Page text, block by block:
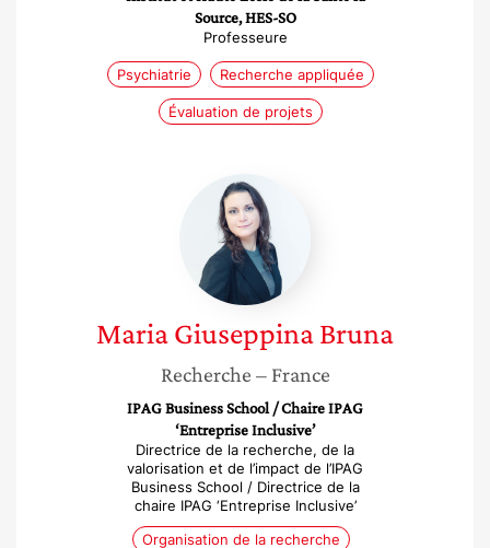
Source, HES-SO
Professeure
Psychiatrie Recherche appliquée
Évaluation de projets
Maria
Giuseppina
Bruna
Maria GiuseppinaBruna
Recherche – France
IPAG Business School / Chaire IPAG
‘Entreprise Inclusive’
Directrice de la recherche, de la
valorisation et de l’impact de l’IPAG
Business School / Directrice de la
chaire IPAG ‘Entreprise Inclusive’
Organisation de la recherche